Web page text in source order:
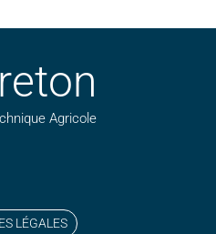
Agricole
LÉGALES